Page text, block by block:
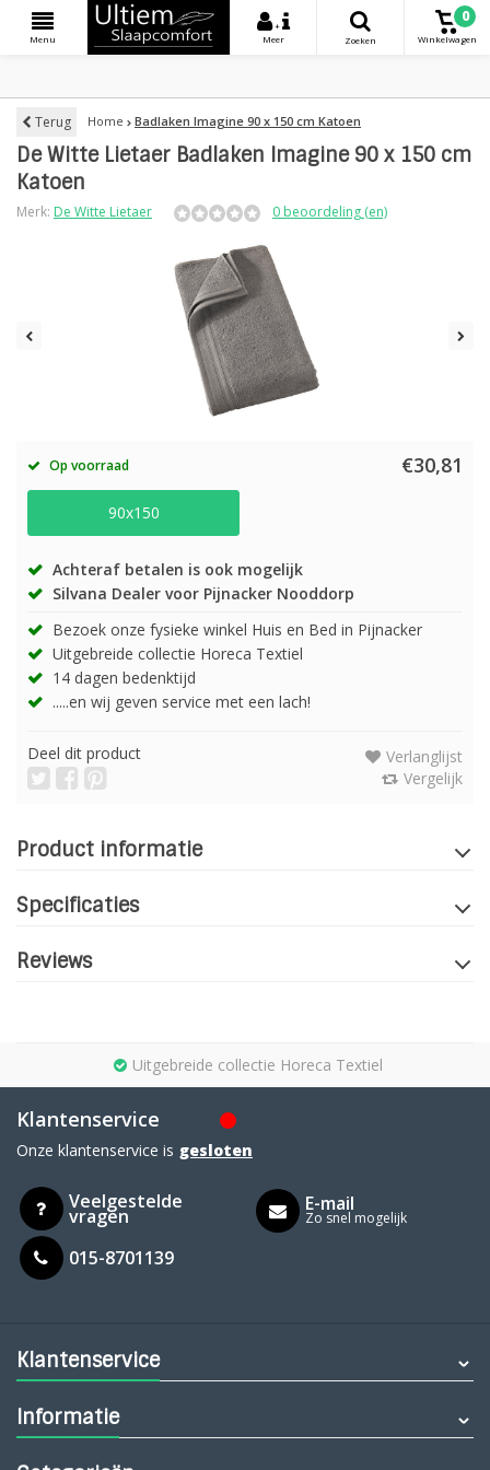
Menu
+
Meer
Zoeken
0
Winkelwagen
Terug Home Badlaken Imagine 90 x 150 cm Katoen
De Witte Lietaer Badlaken Imagine 90 x 150 cm
Katoen
Merk: De Witte Lietaer 0 beoordeling (en)
Op voorraad €30,81
90x150
Achteraf betalen is ook mogelijk
Silvana Dealer voor Pijnacker Nooddorp
Bezoek onze fysieke winkel Huis en Bed in Pijnacker
Uitgebreide collectie Horeca Textiel
14 dagen bedenktijd
.....en wij geven service met een lach!
Deel dit product
Verlanglijst
Vergelijk
Product informatie
Specificaties
Reviews
Uitgebreide collectie Horeca Textiel
Klantenservice
Onze klantenservice is gesloten
Veelgestelde
vragen
015-8701139
E-mail
Zo snel mogelijk
Klantenservice
Informatie